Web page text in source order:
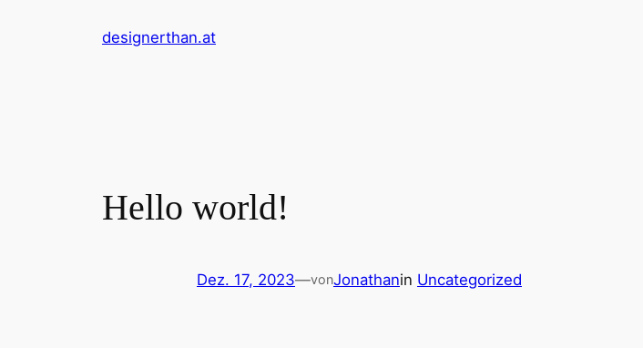
designerthan.at
Hello world!
Dez. 17, 2023—vonJonathanin Uncategorized